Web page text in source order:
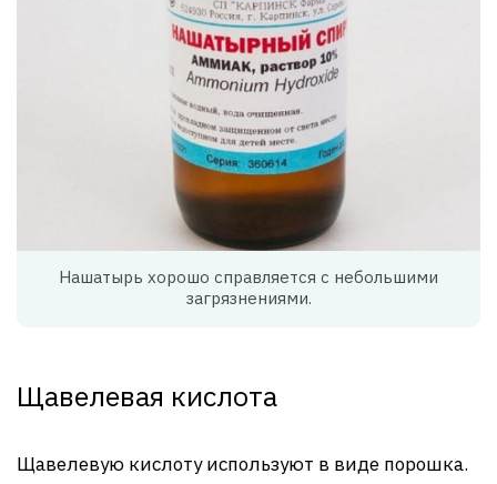
Нашатырь хорошо справляется с небольшими
загрязнениями.
Щавелевая кислота
Щавелевую кислоту используют в виде порошка.